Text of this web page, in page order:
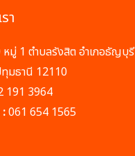
า
มู่ 1 ตำบลรังสิต อำเภอธัญบุรี
มธานี 12110
191 3964
061 654 1565